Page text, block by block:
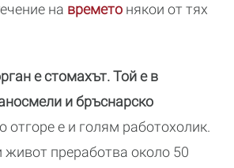
на времето някои от тях
е стомахът. Той е в
и бръснарско
отгоре е и голям работохолик.
преработва около 50